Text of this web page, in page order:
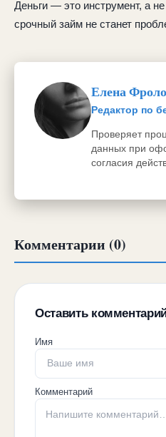
Деньги — это инструмент, а
срочный займ не станет
Елена
Редактор по
Проверяет
данных при
согласия
Комментарии (0)
Оставить
Имя
Комментарий